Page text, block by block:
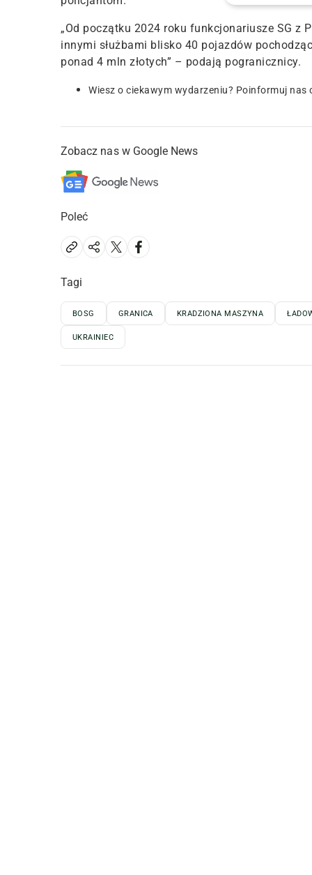
„Od początku 2024 roku funkcjonariusze SG z
innymi służbami blisko 40 pojazdów
ponad 4 mln złotych” – podają pogranicznicy.
Wiesz o ciekawym wydarzeniu? Poinformuj nas
Zobacz nas w Google News
Poleć
Tagi
BOSG GRANICA KRADZIONA MASZYNA
UKRAINIEC